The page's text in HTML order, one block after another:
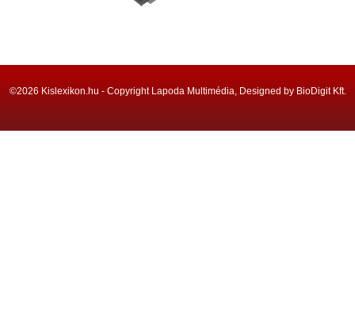
©2026 Kislexikon.hu - Copyright Lapoda Multimédia, Designed by BioDigit Kft.